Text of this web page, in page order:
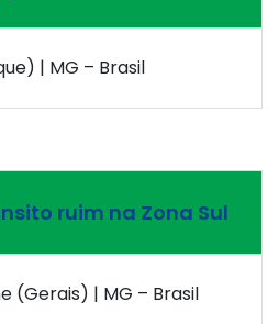
| MG – Brasil
ruim na Zona Sul
(Gerais) | MG – Brasil